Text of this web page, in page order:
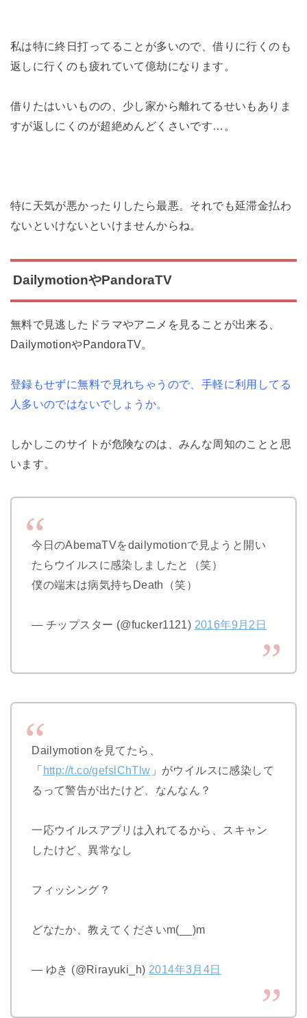
私は特に終日打ってることが多いので、借りに行くのも
返しに行くのも疲れていて億劫になります。
借りたはいいものの、少し家から離れてるせいもありま
すが返しにくのが超絶めんどくさいです…。
特に天気が悪かったりしたら最悪。それでも延滞金払わ
ないといけないといけませんからね。
DailymotionやPandoraTV
無料で見逃したドラマやアニメを見ることが出来る、
DailymotionやPandoraTV。
登録もせずに無料で見れちゃうので、手軽に利用してる
人多いのではないでしょうか。
しかしこのサイトが危険なのは、みんな周知のことと思
います。
今日のAbemaTVをdailymotionで見ようと開い
たらウイルスに感染しましたと（笑）
僕の端末は病気持ちDeath（笑）
— チップスター (@fucker1121) 2016年9月2日
Dailymotionを見てたら、
「http://t.co/gefslChTlw 」がウイルスに感染して
るって警告が出たけど、なんなん？
一応ウイルスアプリは入れてるから、スキャン
したけど、異常なし
フィッシング？
どなたか、教えてくださいm(__)m
— ゆき (@Rirayuki_h) 2014年3月4日